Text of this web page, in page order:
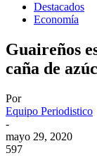
Destacados
Economía
Guaireños
caña de
Por
Equipo Periodistico
-
mayo 29, 2020
597